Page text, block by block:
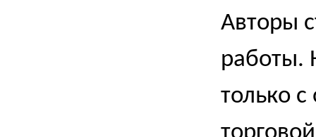
Авторы
работы.
только